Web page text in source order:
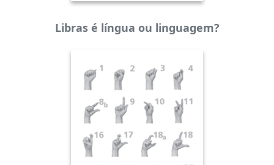
Libras é língua ou linguagem?